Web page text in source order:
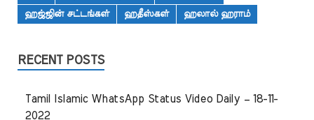
ஹஜ்ஜின் சட்டங்கள்
ஹதீஸ்கள் ஹலால் ஹராம்
RECENT POSTS
Tamil Islamic WhatsApp Status Video Daily – 18-11-
2022